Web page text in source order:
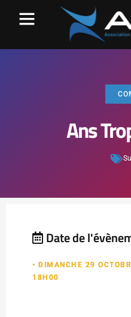
Ans
Date de
• DIMANCHE 29
18H00